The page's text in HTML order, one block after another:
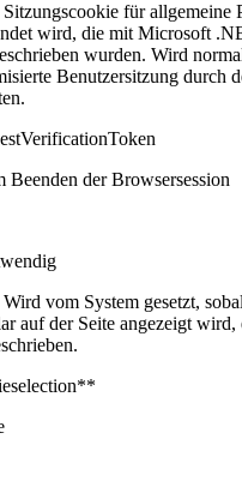
Sitzungscookie für allgemeine
wird, die mit Microsoft
wurden. Wird
Benutzersitzung durch
Beenden der Browsersession
Wird vom System gesetzt,
auf der Seite angezeigt wird,